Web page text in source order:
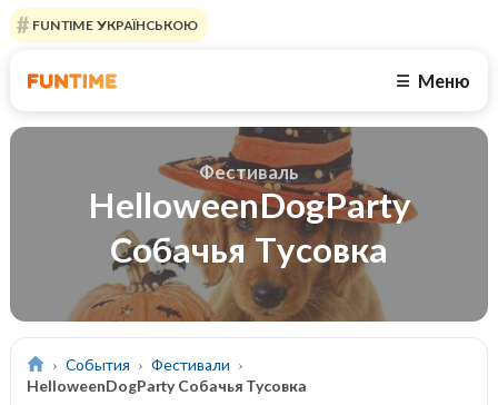
FUNTIME УКРАЇНСЬКОЮ
☰ Меню
Фестиваль
HelloweenDogParty
Собачья Тусовка
События
Фестивали
HelloweenDogParty Собачья Тусовка